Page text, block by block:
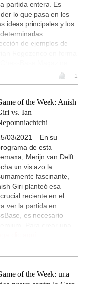
partida entera. Es
lo que pasa en los
ideas principales y los
de ejemplos de
1
of the Week: Anish
vs. Ian
03/2021 – En su
de esta
Merijn van Delft
un vistazo la
fascinante,
Giri planteó esa
reciente en el
ver la partida en
es necesario
of the Week: una